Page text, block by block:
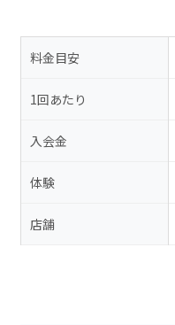
料金目安
1回あたり
入会金
体験
店舗